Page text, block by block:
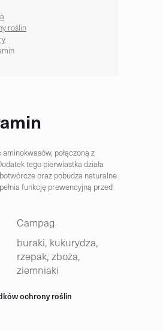
roślin
aminokwasów, połączoną z
tego pierwiastka działa
oraz pobudza naturalne
funkcję prewencyjną przed
Campag
buraki, kukurydza,
rzepak, zboża,
ziemniaki
ochrony roślin